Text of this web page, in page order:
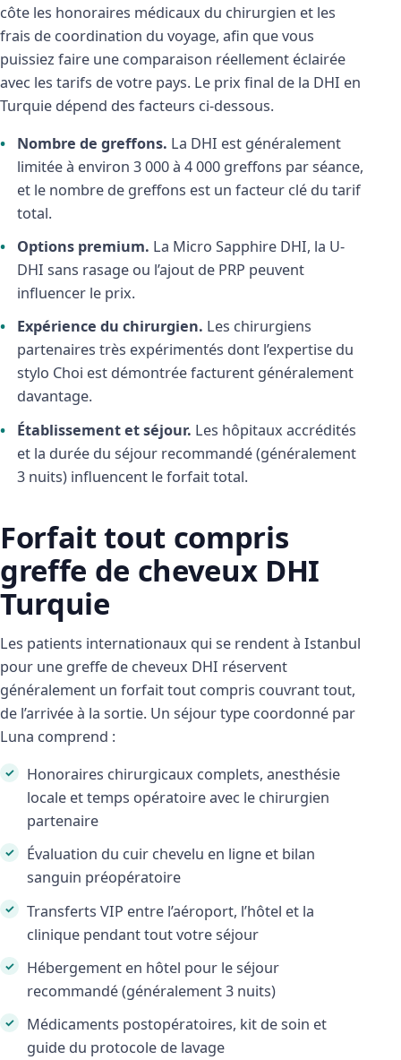
côte les honoraires médicaux du chirurgien et les
frais de coordination du voyage, afin que vous
puissiez faire une comparaison réellement éclairée
avec les tarifs de votre pays. Le prix final de la DHI en
Turquie dépend des facteurs ci-dessous.
Nombre de greffons. La DHI est généralement
limitée à environ 3 000 à 4 000 greffons par séance,
et le nombre de greffons est un facteur clé du tarif
total.
Options premium. La Micro Sapphire DHI, la U-
DHI sans rasage ou l’ajout de PRP peuvent
influencer le prix.
Expérience du chirurgien. Les chirurgiens
partenaires très expérimentés dont l’expertise du
stylo Choi est démontrée facturent généralement
davantage.
Établissement et séjour. Les hôpitaux accrédités
et la durée du séjour recommandé (généralement
3 nuits) influencent le forfait total.
Forfait tout compris
greffe de cheveux DHI
Turquie
Les patients internationaux qui se rendent à Istanbul
pour une greffe de cheveux DHI réservent
généralement un forfait tout compris couvrant tout,
de l’arrivée à la sortie. Un séjour type coordonné par
Luna comprend :
Honoraires chirurgicaux complets, anesthésie
locale et temps opératoire avec le chirurgien
partenaire
Évaluation du cuir chevelu en ligne et bilan
sanguin préopératoire
Transferts VIP entre l’aéroport, l’hôtel et la
clinique pendant tout votre séjour
Hébergement en hôtel pour le séjour
recommandé (généralement 3 nuits)
Médicaments postopératoires, kit de soin et
guide du protocole de lavage